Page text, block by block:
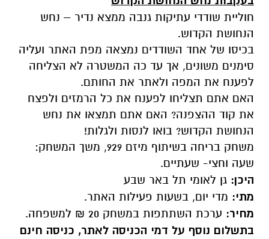
חוליית שודדי עתיקות גנבה ממצא נדיר – נחש
הנחושת הקדוש.
בכיסו של אחד השודדים נמצאה מפת האתר ועליה
סימנים משונים, אך עד כה המשטרה לא הצליחה
לפענח את המפה ולאתר את החותם.
האם אתם תצליחו לפענח את כל הרמזים ולפצח
את קוד ההצפנה? האם אתם תמצאו את נחש
הנחושת הקדוש? בואו לנסות ולגלות!
משחק בריחה בשיתוף מיזם 929, משך המשחק:
שעה וחצי- שעתיים.
היכן: גן לאומי תל באר שבע
מתי: מדי יום, בשעות פעילות האתר.
מחיר: ערכת השתתפות במשחק 20 ₪ למשפחה.
בתשלום נוסף על דמי הכניסה לאתר, כניסה חינם